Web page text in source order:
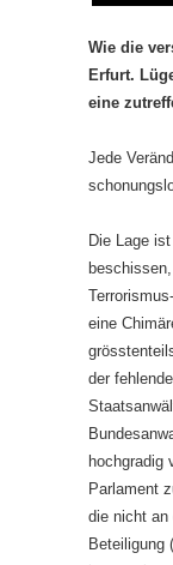
Wie die
Erfurt.
eine
Jede
Die Lage
eine
der
hochgradig
Parlament
die nicht an
Beteiligung